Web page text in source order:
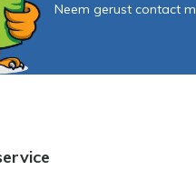
Neem gerust contact